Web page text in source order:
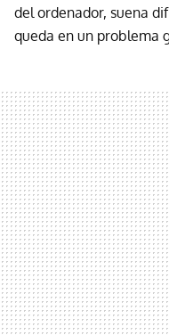
del ordenador, suena
queda en un problema